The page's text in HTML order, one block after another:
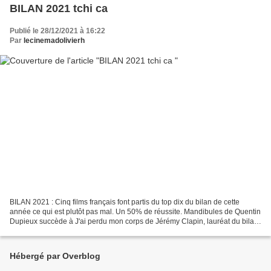
BILAN 2021 tchi ca
Publié le 28/12/2021 à 16:22
Par lecinemadolivierh
BILAN 2021 : Cinq films français font partis du top dix du bilan de cette
année ce qui est plutôt pas mal. Un 50% de réussite. Mandibules de Quentin
Dupieux succède à J'ai perdu mon corps de Jérémy Clapin, lauréat du bilan
Hébergé par Overblog